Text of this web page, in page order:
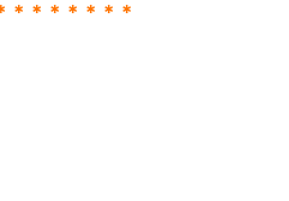
＊＊＊＊＊＊＊